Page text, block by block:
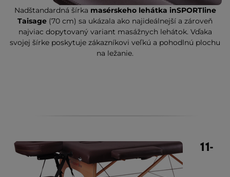
Nadštandardná šírka masérskeho lehátka inSPORTline
Taisage (70 cm) sa ukázala ako najideálnejší a zároveň
najviac dopytovaný variant masážnych lehátok. Vďaka
svojej šírke poskytuje zákazníkovi veľkú a pohodlnú plochu
na ležanie.
11-